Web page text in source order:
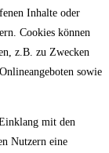
Inhalte oder
Cookies können
z.B. zu Zwecken
sowie
mit den
Nutzern eine